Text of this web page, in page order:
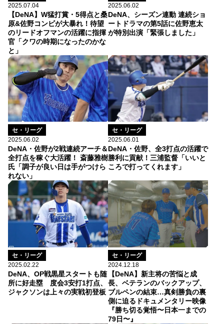
2025.07.04
【DeNA】W猛打賞・5得点と桑
原&佐野コンビが大暴れ！待望
のリードオフマンの活躍に指揮
官「クワの時期になったのかな
と」
2025.06.02
DeNA、シーズン連動 連続ショ
ートドラマの第5話に佐野恵太
が特別出演「緊張しました」
セ・リーグ
2025.06.02
DeNA・佐野が2戦連続アーチ＆
全打点を稼ぐ大活躍！ 斎藤雅樹
氏「調子が良い日は手がつけら
れない」
セ・リーグ
2025.06.01
DeNA・佐野、全3打点の活躍で
勝利に貢献！三浦監督「いいと
ころで打ってくれます」
セ・リーグ
2025.02.22
DeNA、OP戦黒星スタートも随
所に好走塁 度会3安打1打点、
ジャクソンは上々の実戦初登板
セ・リーグ
2024.12.18
【DeNA】新主将の苦悩と成
長、ベテランのバックアップ、
ブルペンの結束…真剣勝負の裏
側に迫るドキュメンタリー映像
『勝ち切る覚悟〜日本一までの
79日〜』